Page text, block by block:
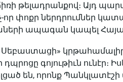
թելադրանքով։ Այդ
որ փոքր ներդրումներ
ապագան կապել
գոյութիւն ունէր։
են, որոնք